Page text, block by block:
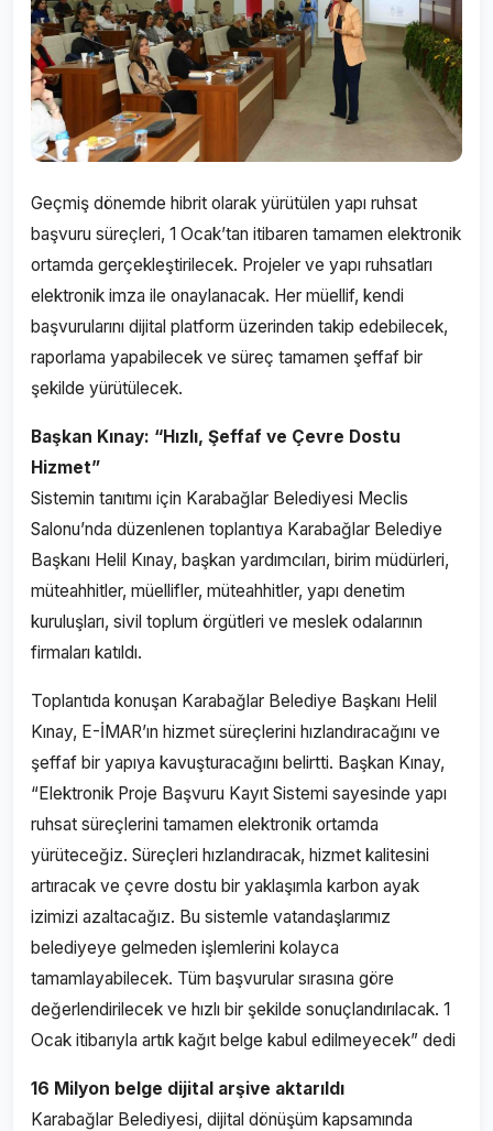
Geçmiş dönemde hibrit olarak yürütülen yapı ruhsat
başvuru süreçleri, 1 Ocak’tan itibaren tamamen elektronik
ortamda gerçekleştirilecek. Projeler ve yapı ruhsatları
elektronik imza ile onaylanacak. Her müellif, kendi
başvurularını dijital platform üzerinden takip edebilecek,
raporlama yapabilecek ve süreç tamamen şeffaf bir
şekilde yürütülecek.
Başkan Kınay: “Hızlı, Şeffaf ve Çevre Dostu
Hizmet”
Sistemin tanıtımı için Karabağlar Belediyesi Meclis
Salonu’nda düzenlenen toplantıya Karabağlar Belediye
Başkanı Helil Kınay, başkan yardımcıları, birim müdürleri,
müteahhitler, müellifler, müteahhitler, yapı denetim
kuruluşları, sivil toplum örgütleri ve meslek odalarının
firmaları katıldı.
Toplantıda konuşan Karabağlar Belediye Başkanı Helil
Kınay, E-İMAR’ın hizmet süreçlerini hızlandıracağını ve
şeffaf bir yapıya kavuşturacağını belirtti. Başkan Kınay,
“Elektronik Proje Başvuru Kayıt Sistemi sayesinde yapı
ruhsat süreçlerini tamamen elektronik ortamda
yürüteceğiz. Süreçleri hızlandıracak, hizmet kalitesini
artıracak ve çevre dostu bir yaklaşımla karbon ayak
izimizi azaltacağız. Bu sistemle vatandaşlarımız
belediyeye gelmeden işlemlerini kolayca
tamamlayabilecek. Tüm başvurular sırasına göre
değerlendirilecek ve hızlı bir şekilde sonuçlandırılacak. 1
Ocak itibarıyla artık kağıt belge kabul edilmeyecek” dedi
16 Milyon belge dijital arşive aktarıldı
Karabağlar Belediyesi, dijital dönüşüm kapsamında